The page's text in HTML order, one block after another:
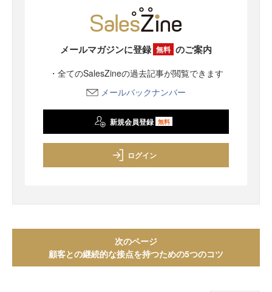
メールマガジンに登録 無料 のご案内
・全てのSalesZineの過去記事が閲覧できます
メールバックナンバー
新規会員登録 無料
ログイン
次のページ
顧客との継続的な接点を持つための5つのコツ